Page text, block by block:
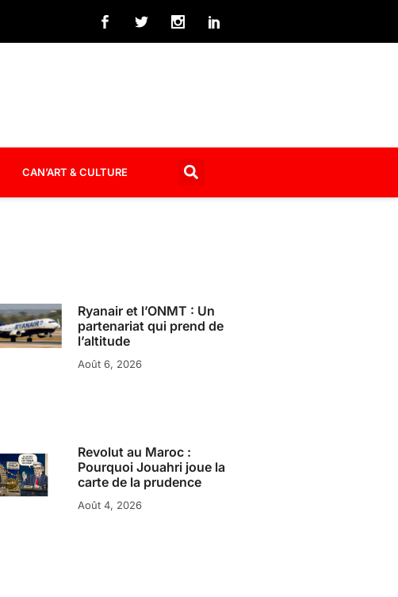
CAN’ART & CULTURE
Ryanair et l’ONMT : Un
partenariat qui prend de
l’altitude
Août 6, 2026
Revolut au Maroc :
Pourquoi Jouahri joue la
carte de la prudence
Août 4, 2026